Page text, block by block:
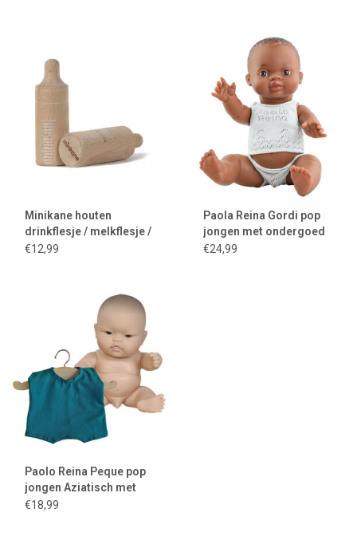
Minikane houten
drinkflesje / melkflesje /
flesje
€12,99
Paola Reina Gordi pop
jongen met ondergoed
€24,99
Paolo Reina Peque pop
jongen Aziatisch met
Minikane babypakje
€18,99